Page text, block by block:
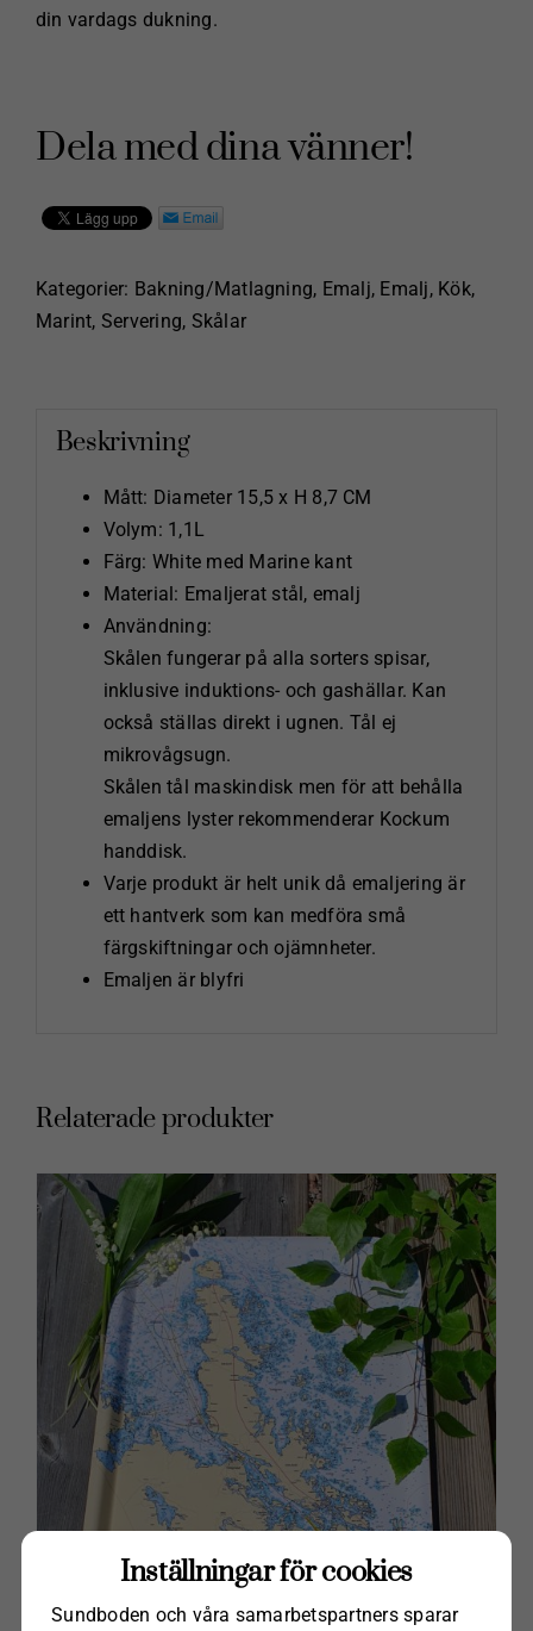
din vardags dukning.
Dela med dina vänner!
Kategorier: Bakning/Matlagning, Emalj, Emalj, Kök,
Marint, Servering, Skålar
Beskrivning
Mått: Diameter 15,5 x H 8,7 CM
Volym: 1,1L
Färg: White med Marine kant
Material: Emaljerat stål, emalj
Användning:
Skålen fungerar på alla sorters spisar,
inklusive induktions- och gashällar. Kan
också ställas direkt i ugnen. Tål ej
mikrovågsugn.
Skålen tål maskindisk men för att behålla
emaljens lyster rekommenderar Kockum
handdisk.
Varje produkt är helt unik då emaljering är
ett hantverk som kan medföra små
färgskiftningar och ojämnheter.
Emaljen är blyfri
Relaterade produkter
Inställningar för cookies
Sundboden och våra samarbets­partners sparar